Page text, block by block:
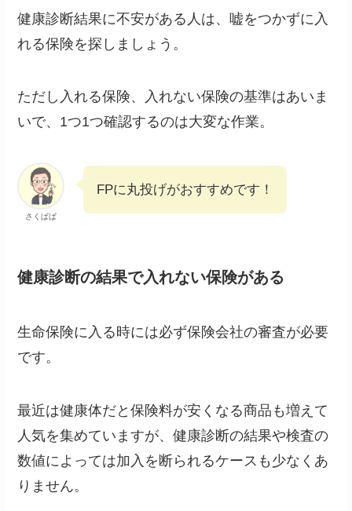
健康診断結果に不安がある人は、嘘をつかずに入
れる保険を探しましょう。
ただし入れる保険、入れない保険の基準はあいま
いで、1つ1つ確認するのは大変な作業。
さくぱぱ
FPに丸投げがおすすめです！
健康診断の結果で入れない保険がある
生命保険に入る時には必ず保険会社の審査が必要
です。
最近は健康体だと保険料が安くなる商品も増えて
人気を集めていますが、健康診断の結果や検査の
数値によっては加入を断られるケースも少なくあ
りません。